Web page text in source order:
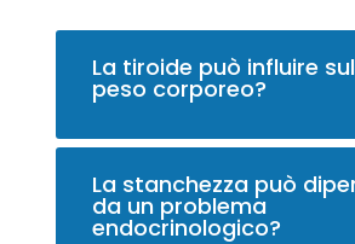
La tiroide può influire sul
peso corporeo?
La stanchezza può
da un problema
endocrinologico?